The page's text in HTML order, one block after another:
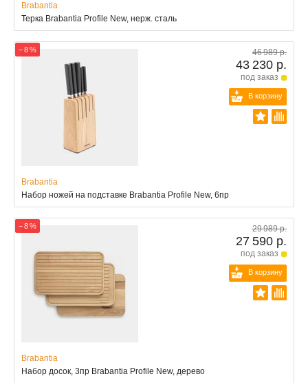
Brabantia
Терка Brabantia Profile New, нерж. сталь
− 8 % 46 989 р.
43 230 р.
под заказ
В корзину
Brabantia
Набор ножей на подставке Brabantia Profile New, 6пр
− 8 % 29 989 р.
27 590 р.
под заказ
В корзину
Brabantia
Набор досок, 3пр Brabantia Profile New, дерево